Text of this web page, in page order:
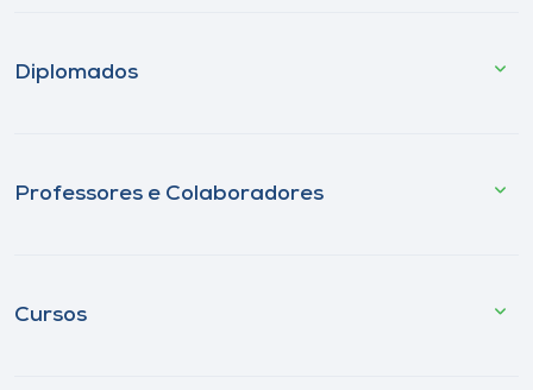
Diplomados
Professores e Colaboradores
Cursos